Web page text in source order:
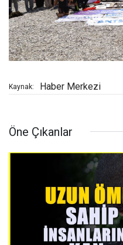
Kaynak: Haber Merkezi
Öne Çıkanlar